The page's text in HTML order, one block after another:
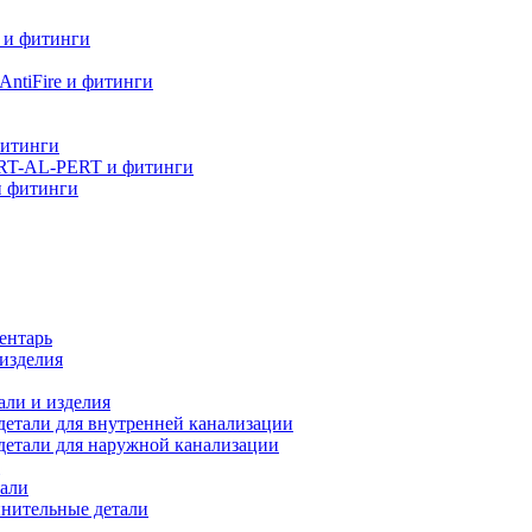
фитинги
и фитинги
AL-PERT и фитинги
фитинги
и изделия
для внутренней канализации
для наружной канализации
детали